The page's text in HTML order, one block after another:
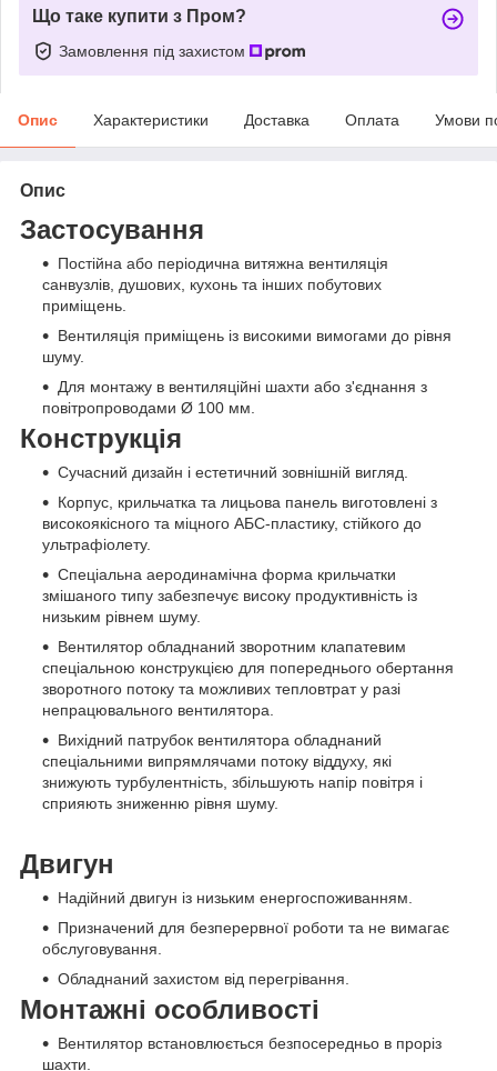
Що таке купити з Пром?
Замовлення під захистом
Опис Характеристики Доставка Оплата Умови
Опис
Застосування
Постійна або періодична витяжна вентиляція
санвузлів, душових, кухонь та інших побутових
приміщень.
Вентиляція приміщень із високими вимогами до рівня
шуму.
Для монтажу в вентиляційні шахти або з'єднання з
повітропроводами Ø 100 мм.
Конструкція
Сучасний дизайн і естетичний зовнішній вигляд.
Корпус, крильчатка та лицьова панель виготовлені з
високоякісного та міцного АБС-пластику, стійкого до
ультрафіолету.
Спеціальна аеродинамічна форма крильчатки
змішаного типу забезпечує високу продуктивність із
низьким рівнем шуму.
Вентилятор обладнаний зворотним клапатевим
спеціальною конструкцією для попереднього обертання
зворотного потоку та можливих тепловтрат у разі
непрацювального вентилятора.
Вихідний патрубок вентилятора обладнаний
спеціальними випрямлячами потоку віддуху, які
знижують турбулентність, збільшують напір повітря і
сприяють зниженню рівня шуму.
Двигун
Надійний двигун із низьким енергоспоживанням.
Призначений для безперервної роботи та не вимагає
обслуговування.
Обладнаний захистом від перегрівання.
Монтажні особливості
Вентилятор встановлюється безпосередньо в проріз
шахти.